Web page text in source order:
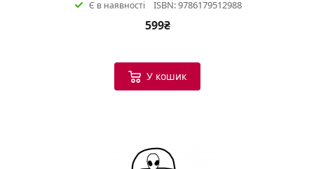
Є в наявності ISBN: 9786179512988
599₴
У кошик